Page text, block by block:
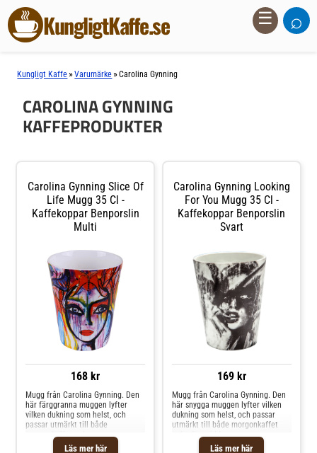
KungligtKaffe.se ☰ ⌕
Kungligt Kaffe »Varumärke »Carolina Gynning
CAROLINA GYNNING
KAFFEPRODUKTER
Carolina Gynning Slice Of
Life Mugg 35 Cl -
Kaffekoppar Benporslin
Multi
168 kr
Läs mer här
Mugg från Carolina Gynning. Den
här färggranna muggen lyfter
vilken dukning som helst, och
passar utmärkt till både
eftermiddagsteet. Formgivaren
Carolina Gynning Looking
For You Mugg 35 Cl -
Kaffekoppar Benporslin
Svart
169 kr
Läs mer här
Mugg från Carolina Gynning. Den
här snygga muggen lyfter vilken
dukning som helst, och passar
utmärkt till både morgonkaffet
Formgivaren Carolina Gynning har